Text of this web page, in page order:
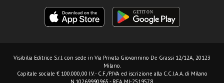
Visibilia Editrice S.r.l. con sede in Via Privata Giovannino De Grassi 12/12A, 20123
Milano.
Capitale sociale € 100.000,00 I.V. - C.F./P.IVA ed iscrizione alla C.C.I.A.A. di Milano
N.10269990965 - REA MI-2519578.